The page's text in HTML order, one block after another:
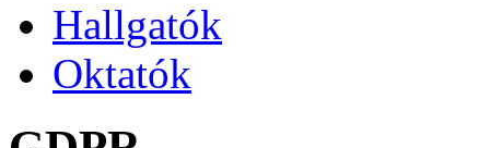
Hallgatók
Oktatók